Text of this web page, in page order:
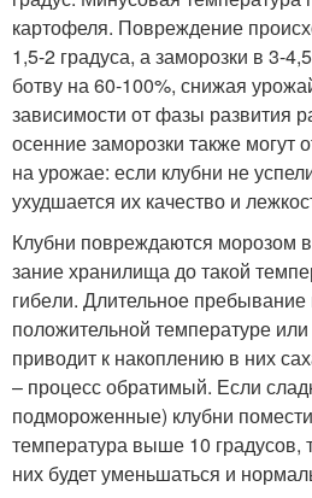
картофеля. Повреждение
1,5-2 градуса, а заморозки в 3-
ботву на 60-100%, снижая
зависимости от фазы развития
осенние заморозки также могут
на урожае: если клубни не
ухудшается их качество и
Клубни повреждаются морозом
зание хранилища до такой
гибе­ли. Длительное пребывание
положи­тельной температуре
приводит к накоп­лению в них
– процесс обрати­мый. Если
подмороженные) клубни
температура выше 10 градусов,
них будет уменьшаться и